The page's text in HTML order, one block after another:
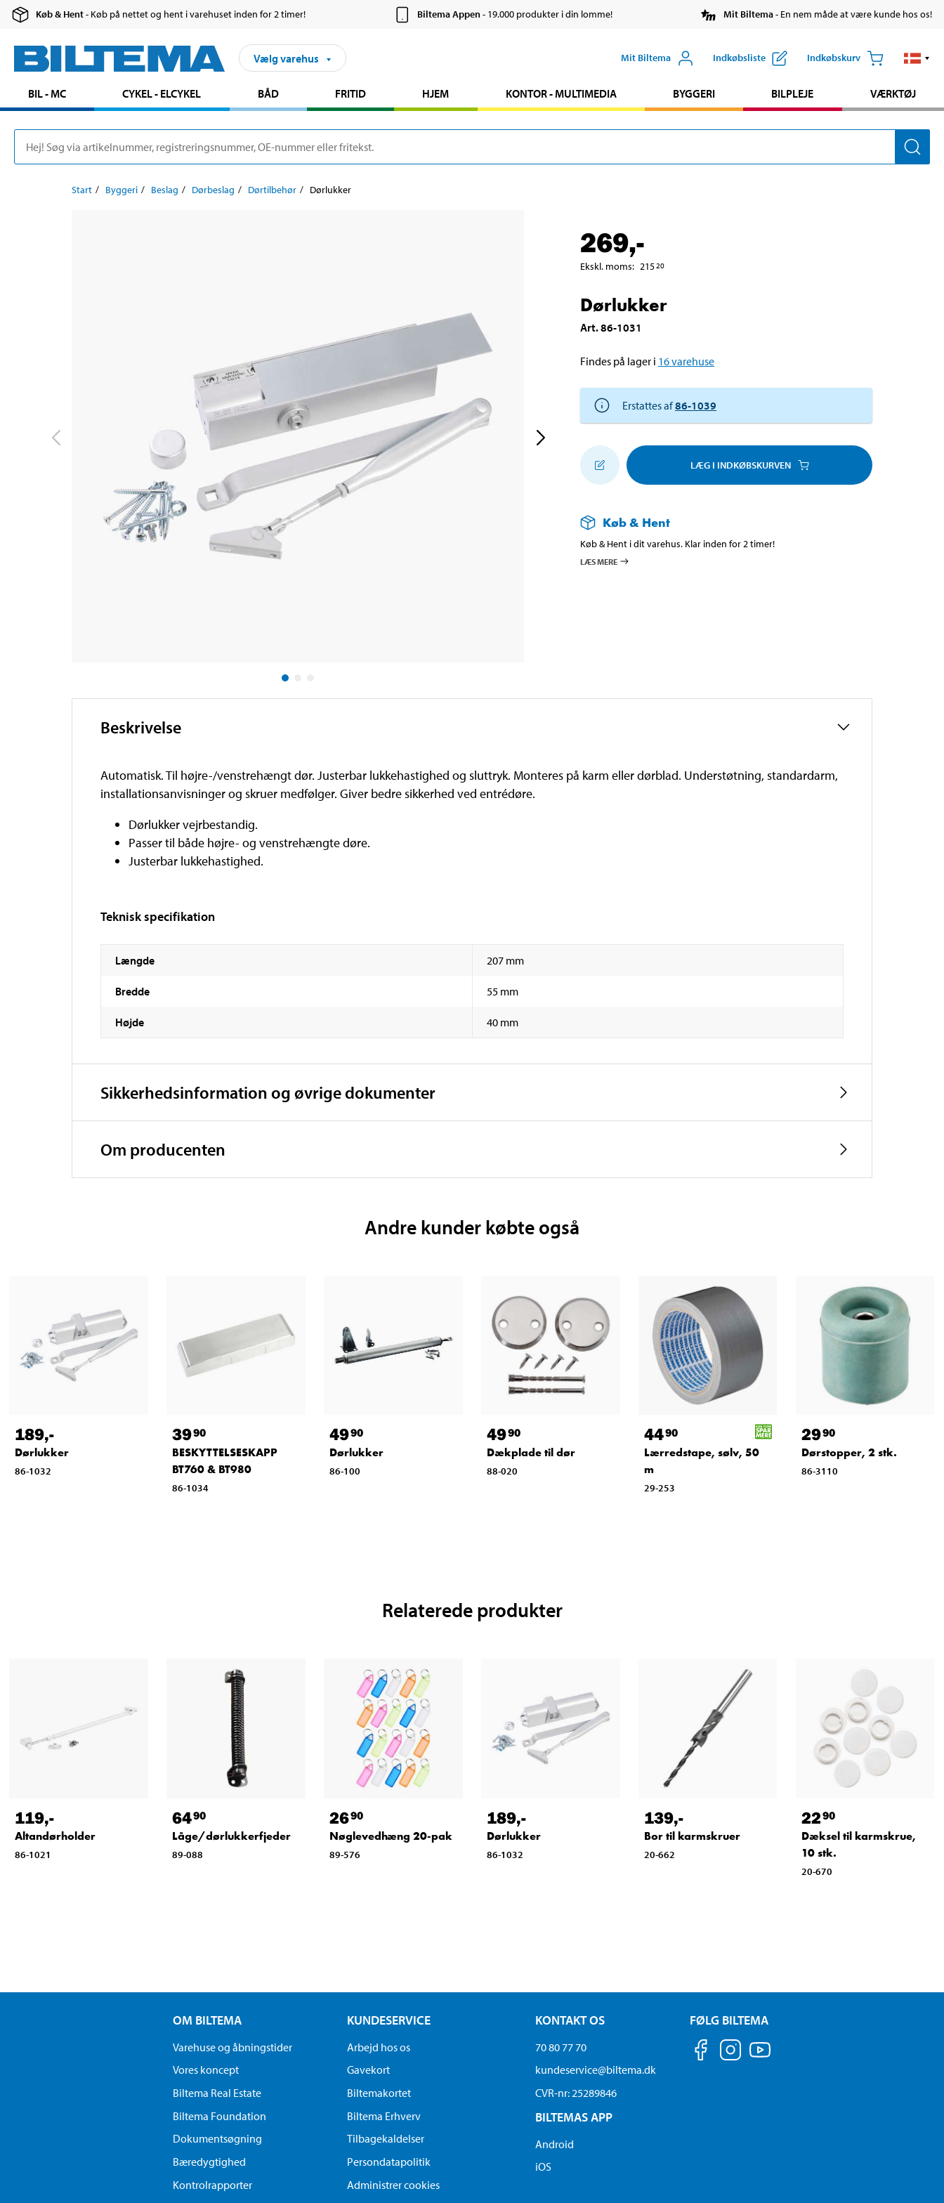
Køb & Hent- Køb på nettet og hent i varehuset inden for 2 timer! Biltema Appen- 19.000 produkter i din lomme! Mit Biltema- En nem måde at være kunde hos os!
Vælg varehus Mit Biltema Indkøbsliste Indkøbskurv
BIL - MC CYKEL - ELCYKEL BÅD FRITID HJEM KONTOR - MULTIMEDIA BYGGERI BILPLEJE VÆRKTØJ
Start Byggeri Beslag Dørbeslag Dørtilbehør Dørlukker
269,-
Ekskl. moms: 215 20
Dørlukker
Art.86-1031
Findes på lager i 16varehuse
Erstattes af86-1039
LÆG I INDKØBSKURVEN
Køb & Hent
Køb & Hent i dit varehus. Klar inden for 2 timer!
LÆS MERE
Beskrivelse
Automatisk. Til højre-/venstrehængt dør. Justerbar lukkehastighed og sluttryk. Monteres på karm eller dørblad. Understøtning, standardarm,
installationsanvisninger og skruer medfølger. Giver bedre sikkerhed ved entrédøre.
Dørlukker vejrbestandig.
Passer til både højre- og venstrehængte døre.
Justerbar lukkehastighed.
Teknisk specifikation
Længde 207 mm
Bredde 55 mm
Højde 40 mm
Sikkerhedsinformation og øvrige dokumenter
Om producenten
Andre kunder købte også
189,-
Dørlukker
86-1032
3990
BESKYTTELSESKAPP
BT760 & BT980
86-1034
4990
Dørlukker
86-100
4990
Dækplade til dør
88-020
4490
Lærredstape, sølv, 50
m
29-253
2990
Dørstopper, 2 stk.
86-3110
Relaterede produkter
119,-
Altandørholder
86-1021
6490
Låge/dørlukkerfjeder
89-088
2690
Nøglevedhæng 20-pak
89-576
189,-
Dørlukker
86-1032
139,-
Bor til karmskruer
20-662
2290
Dæksel til karmskrue,
10 stk.
20-670
OM BILTEMA
Varehuse og åbningstider
Vores koncept
Biltema Real Estate
Biltema Foundation
Dokumentsøgning
Bæredygtighed
Kontrolrapporter
KUNDESERVICE
Arbejd hos os
Gavekort
Biltemakortet
Biltema Erhverv
Tilbagekaldelser
Persondatapolitik
Administrer cookies
KONTAKT OS
70 80 77 70
kundeservice@biltema.dk
CVR-nr: 25289846
BILTEMAS APP
Android
iOS
FØLG BILTEMA